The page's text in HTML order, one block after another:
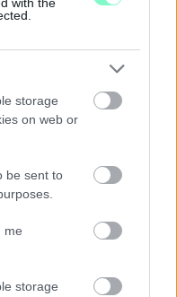
storage
on web or
be sent to
me
storage